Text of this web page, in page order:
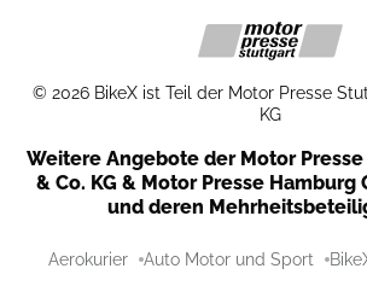
© 2026 BikeX ist Teil der Motor Presse
KG
Weitere Angebote der Motor
& Co. KG & Motor Presse Hamburg
und deren
Aerokurier Auto Motor und Sport